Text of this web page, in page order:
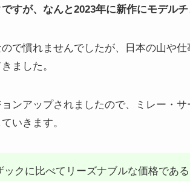
すが、なんと2023年に新作にモデル
で慣れませんでしたが、日本の山や
ました。
ンアップされましたので、ミレー・
いきます。
ックに比べてリーズナブルな価格であ